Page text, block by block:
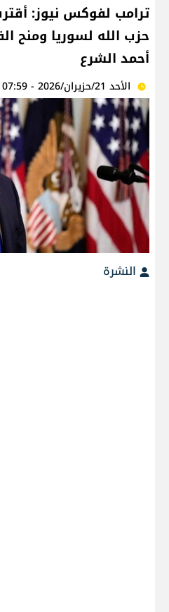
ترامب لفوكس نيوز:
حزب الله لسوريا ومنح
أحمد الشرع
الأحد 21/حزيران/2026 - 07:59 م
النشرة